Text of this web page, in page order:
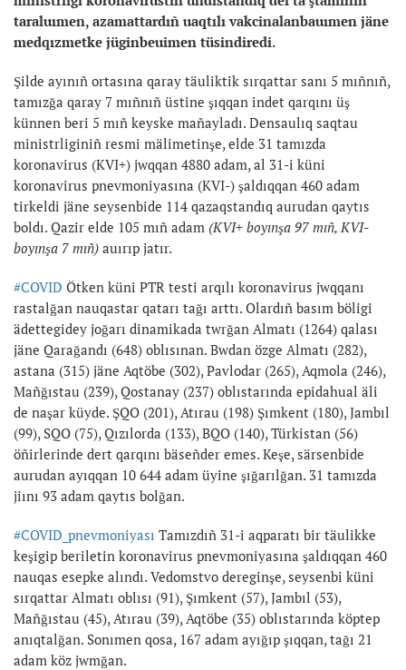
taraluımen, azamattardıñ uaqtılı vakcinalanbauımen jäne
medqızmetke jüginbeuimen tüsindiredi.
Şilde ayınıñ ortasına qaray täuliktik sırqattar sanı 5 mıñnıñ,
tamızğa qaray 7 mıñnıñ üstine şıqqan indet qarqını üş
künnen beri 5 mıñ keyske mañayladı. Densaulıq saqtau
ministrliginiñ resmi mälimetinşe, elde 31 tamızda
koronavirus (KVI+) jwqqan 4880 adam, al 31-i küni
koronavirus pnevmoniyasına (KVI-) şaldıqqan 460 adam
tirkeldi jäne seysenbide 114 qazaqstandıq aurudan qaytıs
boldı. Qazir elde 105 mıñ adam (KVI+ boyınşa 97 mıñ, KVI-
boyınşa 7 mıñ) auırıp jatır.
#COVID Ötken küni PTR testi arqılı koronavirus jwqqanı
rastalğan nauqastar qatarı tağı arttı. Olardıñ basım böligi
ädettegidey joğarı dinamikada twrğan Almatı (1264) qalası
jäne Qarağandı (648) oblısınan. Bwdan özge Almatı (282),
astana (315) jäne Aqtöbe (302), Pavlodar (265), Aqmola (246),
Mañğıstau (239), Qostanay (237) oblıstarında epidahual äli
de naşar küyde. ŞQO (201), Atırau (198) Şımkent (180), Jambıl
(99), SQO (75), Qızılorda (133), BQO (140), Türkistan (56)
öñirlerinde dert qarqını bäseñder emes. Keşe, särsenbide
aurudan ayıqqan 10 644 adam üyine şığarılğan. 31 tamızda
jiını 93 adam qaytıs bolğan.
#COVID_pnevmoniyası Tamızdıñ 31-i aqparatı bir täulikke
keşigip beriletin koronavirus pnevmoniyasına şaldıqqan 460
nauqas esepke alındı. Vedomstvo dereginşe, seysenbi küni
sırqattar Almatı oblısı (91), Şımkent (57), Jambıl (53),
Mañğıstau (45), Atırau (39), Aqtöbe (35) oblıstarında köptep
anıqtalğan. Sonımen qosa, 167 adam ayığıp şıqqan, tağı 21
adam köz jwmğan.